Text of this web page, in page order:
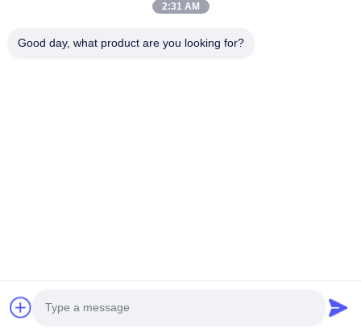
Quem Somos
Fábrica
Controle De Qualidade
2:31 AM
Good day, what product are you looking for?